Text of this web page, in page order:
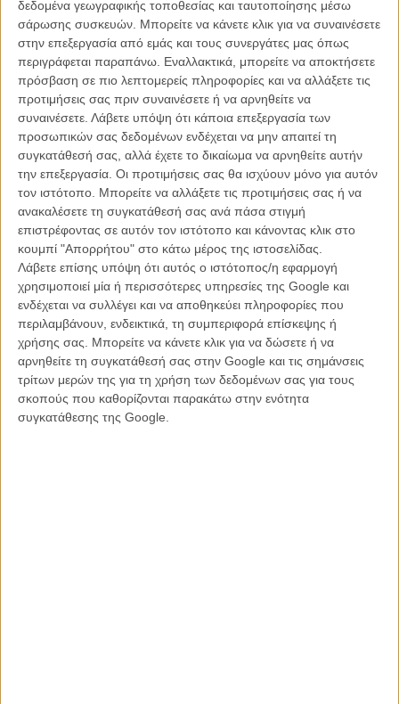
δεδομένα γεωγραφικής τοποθεσίας και ταυτοποίησης μέσω
σάρωσης συσκευών. Μπορείτε να κάνετε κλικ για να συναινέσετε
στην επεξεργασία από εμάς και τους συνεργάτες μας όπως
περιγράφεται παραπάνω. Εναλλακτικά, μπορείτε να αποκτήσετε
πρόσβαση σε πιο λεπτομερείς πληροφορίες και να αλλάξετε τις
προτιμήσεις σας πριν συναινέσετε ή να αρνηθείτε να
συναινέσετε. Λάβετε υπόψη ότι κάποια επεξεργασία των
προσωπικών σας δεδομένων ενδέχεται να μην απαιτεί τη
συγκατάθεσή σας, αλλά έχετε το δικαίωμα να αρνηθείτε αυτήν
την επεξεργασία. Οι προτιμήσεις σας θα ισχύουν μόνο για αυτόν
τον ιστότοπο. Μπορείτε να αλλάξετε τις προτιμήσεις σας ή να
ανακαλέσετε τη συγκατάθεσή σας ανά πάσα στιγμή
επιστρέφοντας σε αυτόν τον ιστότοπο και κάνοντας κλικ στο
κουμπί "Απορρήτου" στο κάτω μέρος της ιστοσελίδας.
Λάβετε επίσης υπόψη ότι αυτός ο ιστότοπος/η εφαρμογή
χρησιμοποιεί μία ή περισσότερες υπηρεσίες της Google και
ενδέχεται να συλλέγει και να αποθηκεύει πληροφορίες που
περιλαμβάνουν, ενδεικτικά, τη συμπεριφορά επίσκεψης ή
χρήσης σας. Μπορείτε να κάνετε κλικ για να δώσετε ή να
αρνηθείτε τη συγκατάθεσή σας στην Google και τις σημάνσεις
τρίτων μερών της για τη χρήση των δεδομένων σας για τους
σκοπούς που καθορίζονται παρακάτω στην ενότητα
συγκατάθεσης της Google.
έχω κάποια προσωπική εμπειρία για να έχω ξεκάθαρη εικόνα,
ελπίζω τα πράγματα να είναι τουλάχιστον λίγο καλύτερα από ό,τι
ακούγεται...
Τι ρόλο πιστεύεις ότι μπορεί να παίξει η μικρού μήκους ταινία
στην πρόσφατη «άνθιση» του ελληνικού κινηματογράφου
Οι μικρού μήκους ταινίες ήταν και είναι τρόποι έκφρασης και
πειραματισμού που συμβάλλουν πάντα σε οποιαδήποτε
καλλιτεχνική - κινηματογραφική δημιουργία. Επομένως εννοείται ότι
παίζει σημαντικό ρόλο και στην άνθιση του κινηματογράφου.
Ποιοι είναι οι τρόποι για να φτάσει η μικρού μήκους ταινία στο
κοινό της;
Ισως να ακουστεί ρομαντικό αλλά μία ταινία, ανεξαρτήτως του
μήκους της, έχει ελπίδες να φτάσει στο κοινό της μόνο αν είναι
προϊόν σκληρής δουλειάς και αγάπης των συντελεστών της.
Ευτυχώς όμως που υπάρχει και το ίντερνετ!
Το μέγεθος μετράει;
Οποιος πει ότι δεν μετράει λέει ψέματα! : ) Το μέγεθος μίας ταινίας